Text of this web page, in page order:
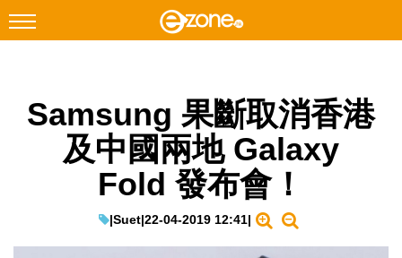
Facebook Instagram
教學評測
Samsung 果斷取消香港
及中國兩地 Galaxy
Fold 發布會！
|Suet|22-04-2019 12:41|